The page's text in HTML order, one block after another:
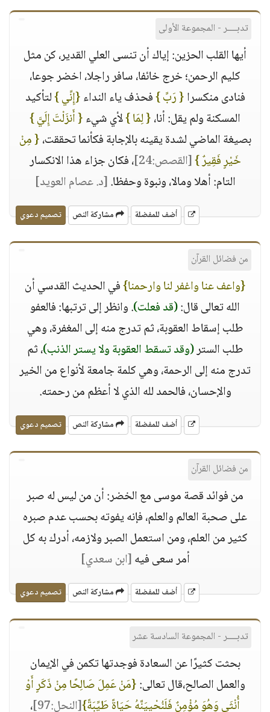
تدبــــر - المجموعة الأولى
أيها القلب الحزين: إياك أن تنسى العلي القدير، كن مثل
كليم الرحمن؛ خرج خائفا، سافر راجلا، اخضر جوعا،
فنادى منكسرا{ رَبِّ }فحذف ياء النداء{إِنِّي }لتأكيد
المسكنة ولم يقل: أنا،{ لِمَا }لأي شيء{ أَنزَلْتَ إِلَيَّ }
بصيغة الماضي لشدة يقينه بالإجابة فكأنما تحققت،{ مِنْ
خَيْرٍ فَقِيرٌ }[القصص:24]
، فكان جزاء هذا الانكسار
التام: أهلا ومالا، ونبوة وحفظا.[د. عصام العويد]
أضف للمفضلة مشاركة النص تصميم دعوي
من فضائل القرآن
{واعف عنا واغفر لنا وارحمنا}في الحديث القدسي أن
الله تعالى قال:(قد فعلت). وانظر إلى ترتبها: فالعفو
طلب إسقاط العقوبة، ثم تدرج منه إلى المغفرة، وهي
طلب الستر(وقد تسقط العقوبة ولا يستر الذنب)، ثم
تدرج منه إلى الرحمة، وهي كلمة جامعة لأنواع من الخير
والإحسان، فالحمد لله الذي لا أعظم من رحمته.
أضف للمفضلة مشاركة النص تصميم دعوي
من فضائل القرآن
من فوائد قصة موسى مع الخضر: أن من ليس له صبر
على صحبة العالم والعلم، فإنه يفوته بحسب عدم صبره
كثير من العلم، ومن استعمل الصبر ولازمه، أدرك به كل
أمر سعى فيه[ابن سعدي]
أضف للمفضلة مشاركة النص تصميم دعوي
تدبــــر - المجموعة السادسة عشر
بحثت كثيرًا عن السعادة فوجدتها تكمن في الإيمان
والعمل الصالح،قال تعالى:{مَنْ عَمِلَ صَالِحًا مِنْ ذَكَرٍ أَوْ
أُنْثَى وَهُوَ مُؤْمِنٌ فَلَنُحْيِيَنَّهُ حَيَاةً طَيِّبَةً}[النحل:97] ،